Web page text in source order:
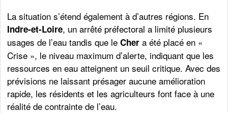
La situation s’étend également à d’autres régions. En
Indre-et-Loire, un arrêté préfectoral a limité plusieurs
usages de l’eau tandis que leCher a été placé en «
Crise », le niveau maximum d’alerte, indiquant que les
ressources en eau atteignent un seuil critique. Avec des
prévisions ne laissant présager aucune amélioration
rapide, les résidents et les agriculteurs font face à une
réalité de contrainte de l’eau.